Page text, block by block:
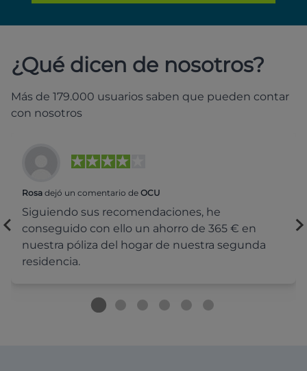
¿Qué dicen de nosotros?
Más de 179.000 usuarios saben que pueden contar
con nosotros
Rosa dejó un comentario de OCU
Siguiendo sus recomendaciones, he
conseguido con ello un ahorro de 365 € en
nuestra póliza del hogar de nuestra segunda
residencia.